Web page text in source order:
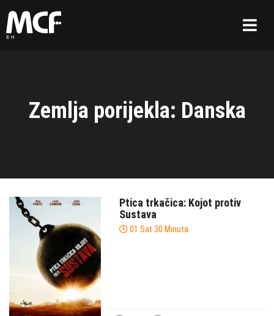
Zemlja porijekla: Danska
Ptica trkačica: Kojot protiv
Sustava
01 Sat 30 Minuta